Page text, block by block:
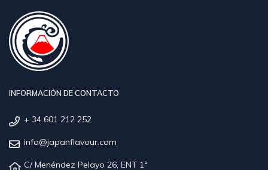
INFORMACIÓN DE CONTACTO
+ 34 601 212 252
info@japanflavour.com
C/ Menéndez Pelayo 26, ENT 1ª